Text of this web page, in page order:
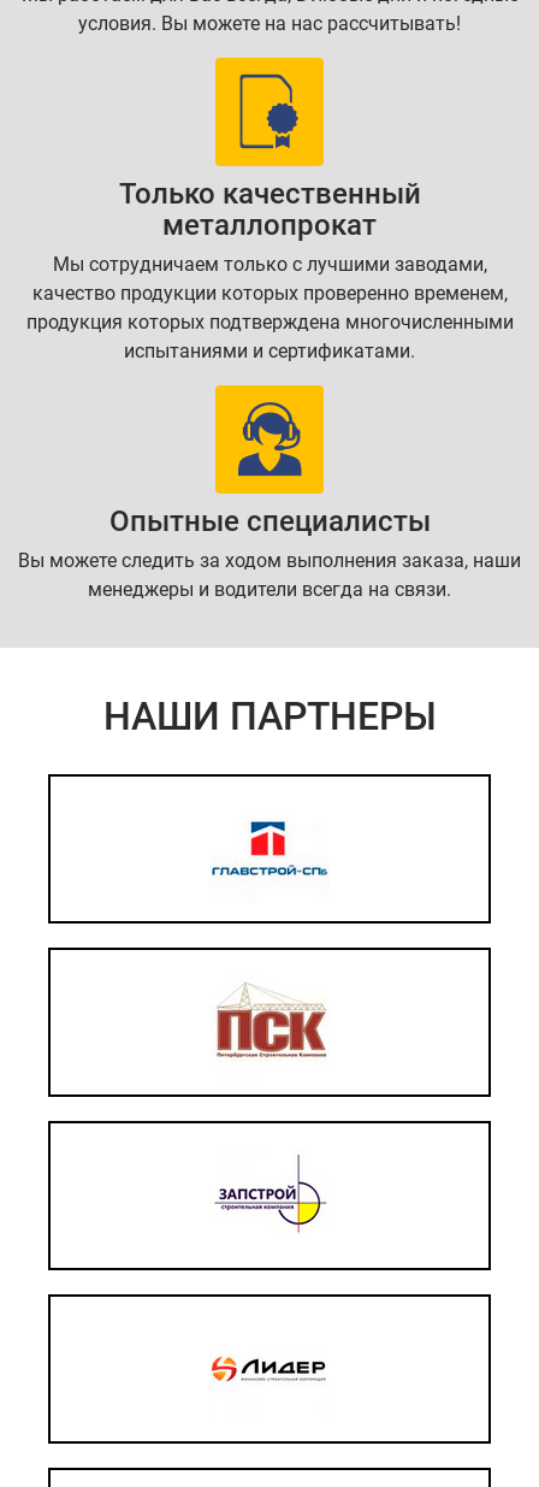
условия. Вы можете на нас рассчитывать!
Только качественный
металлопрокат
Мы сотрудничаем только с лучшими заводами,
качество продукции которых проверенно временем,
продукция которых подтверждена многочисленными
испытаниями и сертификатами.
Опытные специалисты
Вы можете следить за ходом выполнения заказа, наши
менеджеры и водители всегда на связи.
НАШИ ПАРТНЕРЫ